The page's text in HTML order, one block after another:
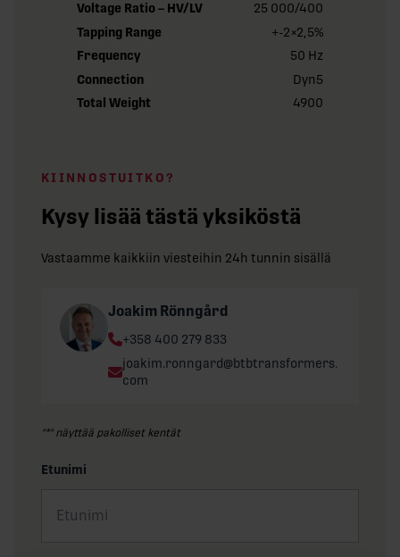
Voltage Ratio – HV/LV
25 000/400
Tapping Range
+-2×2,5%
Frequency
50 Hz
Connection
Dyn5
Total Weight
4900
KIINNOSTUITKO?
Kysy lisää tästä yksiköstä
Vastaamme kaikkiin viesteihin 24h tunnin sisällä
Joakim Rönngård
Phone:
+358 400 279 833
Email:
joakim.ronngard@btbtransformers.
com
"*" näyttää pakolliset kentät
Etunimi